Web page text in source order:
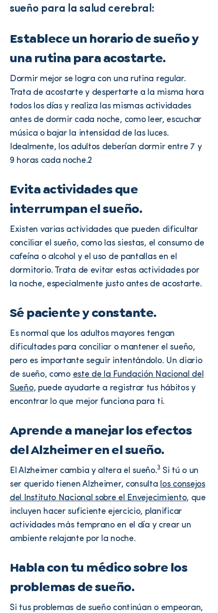
sueño para la salud cerebral:
Establece un horario de sueño y
una rutina para acostarte.
Dormir mejor se logra con una rutina regular.
Trata de acostarte y despertarte a la misma hora
todos los días y realiza las mismas actividades
antes de dormir cada noche, como leer, escuchar
música o bajar la intensidad de las luces.
Idealmente, los adultos deberían dormir entre 7 y
9 horas cada noche.2
Evita actividades que
interrumpan el sueño.
Existen varias actividades que pueden dificultar
conciliar el sueño, como las siestas, el consumo de
cafeína o alcohol y el uso de pantallas en el
dormitorio. Trata de evitar estas actividades por
la noche, especialmente justo antes de acostarte.
Sé paciente y constante.
Es normal que los adultos mayores tengan
dificultades para conciliar o mantener el sueño,
pero es importante seguir intentándolo. Un diario
de sueño, como este de la Fundación Nacional del
Sueño, puede ayudarte a registrar tus hábitos y
encontrar lo que mejor funciona para ti.
Aprende a manejar los efectos
del Alzheimer en el sueño.
El Alzheimer cambia y altera el sueño.3 Si tú o un
ser querido tienen Alzheimer, consulta los consejos
del Instituto Nacional sobre el Envejecimiento, que
incluyen hacer suficiente ejercicio, planificar
actividades más temprano en el día y crear un
ambiente relajante por la noche.
Habla con tu médico sobre los
problemas de sueño.
Si tus problemas de sueño continúan o empeoran,